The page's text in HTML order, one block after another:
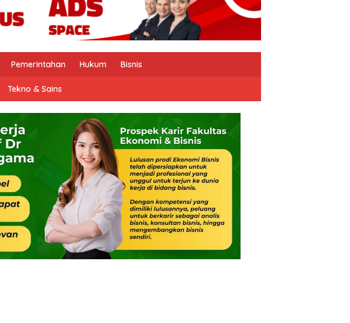
Pemerintahan Hukum Bisnis
Tekno & Sains